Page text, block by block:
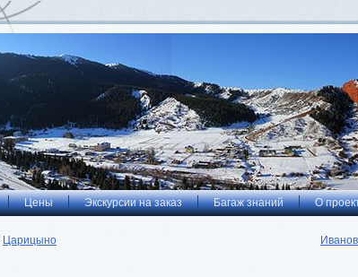
Цены Экскурсии на заказ Багаж знаний О
Царицыно